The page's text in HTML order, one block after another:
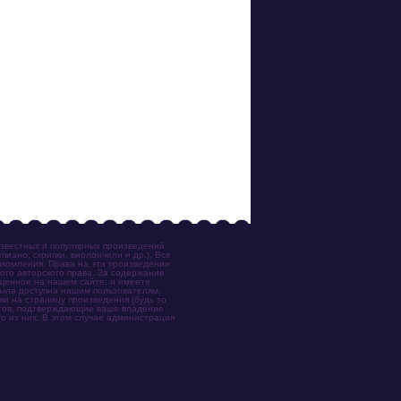
и популярных произведений
скрипки, виолончели и др.). Все
Права на эти произведения
авторского права. За содержание
на нашем сайте, и имеете
доступна нашим пользователям,
на страницу произведения (будь то
подтверждающие ваше владение
из них. В этом случае администрация